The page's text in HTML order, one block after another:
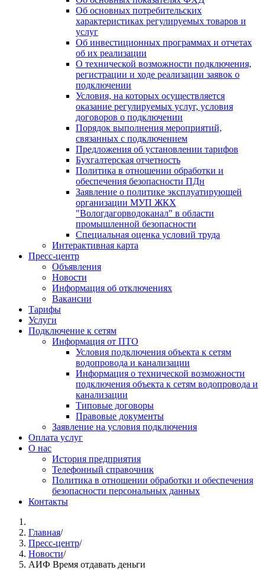
Об основных потребительских
характеристиках регулируемых товаров и
услуг
Об инвестиционных программах и отчетах
об их реализации
О технической возможности подключения,
регистрации и ходе реализации заявок о
подключении
Условия, на которых осуществляется
оказание регулируемых услуг, условия
договоров о подключении
Порядок выполнения мероприятий,
связанных с подключением
Предложения об установлении тарифов
Бухгалтерская отчетность
Политика в отношении обработки и
обеспечения безопасности ПДн
Заявление о политике эксплуатирующей
организации МУП ЖКХ
"Вологдагорводоканал" в области
промышленной безопасности
Специальная оценка условий труда
Интерактивная карта
Пресс-центр
Объявления
Новости
Информация об отключениях
Вакансии
Тарифы
Услуги
Подключение к сетям
Информация от ПТО
Условия подключения объекта к сетям
водопровода и канализации
Информация о технической возможности
подключения объекта к сетям водопровода и
канализации
Типовые договоры
Правовые документы
Заявление на условия подключения
Оплата услуг
О нас
История предприятия
Телефонный справочник
Политика в отношении обработки и обеспечения
безопасности персональных данных
Контакты
Главная/
Пресс-центр/
Новости/
АИФ Время отдавать деньги